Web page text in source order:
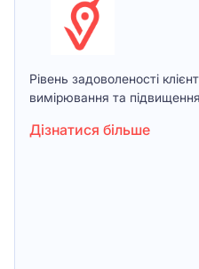
Рівень задоволеності
вимірювання та підвищення
Дізнатися більше